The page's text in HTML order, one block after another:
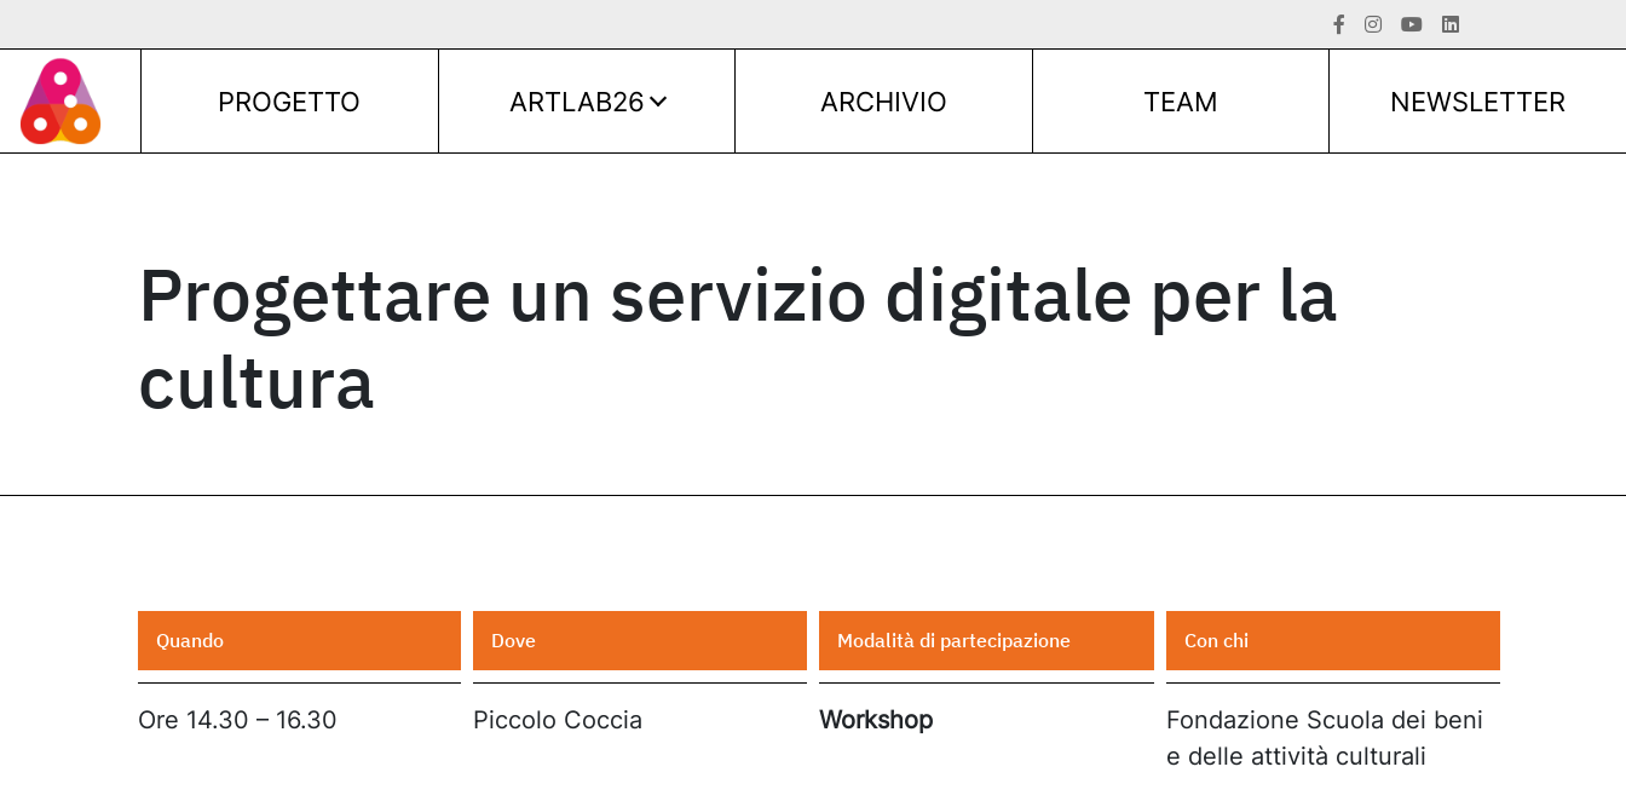
Navigazione principale
Navigazione principale
PROGETTO ARTLAB26 ARCHIVIO TEAM NEWSLETTER
Progettare un servizio digitale per la
cultura
Quando
Ore 14.30 – 16.30
Dove
Piccolo Coccia
Modalità di partecipazione
Workshop
Con chi
Fondazione Scuola dei beni
e delle attività culturali